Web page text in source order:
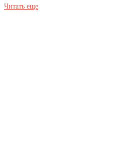
подарок
Читать ещевозможно